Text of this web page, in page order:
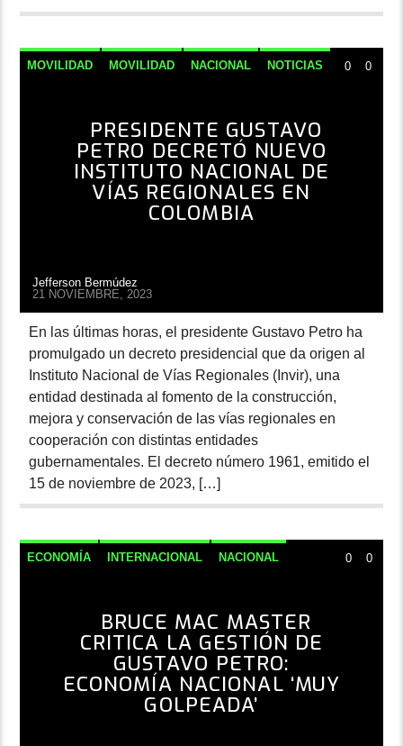
MOVILIDAD MOVILIDAD NACIONAL NOTICIAS 0 0
PRESIDENTE GUSTAVO
PETRO DECRETÓ NUEVO
INSTITUTO NACIONAL DE
VÍAS REGIONALES EN
COLOMBIA
Jefferson Bermúdez
21 NOVIEMBRE, 2023
En las últimas horas, el presidente Gustavo Petro ha
promulgado un decreto presidencial que da origen al
Instituto Nacional de Vías Regionales (Invir), una
entidad destinada al fomento de la construcción,
mejora y conservación de las vías regionales en
cooperación con distintas entidades
gubernamentales. El decreto número 1961, emitido el
15 de noviembre de 2023, […]
ECONOMÍA INTERNACIONAL NACIONAL 0 0
BRUCE MAC MASTER
CRITICA LA GESTIÓN DE
GUSTAVO PETRO:
ECONOMÍA NACIONAL ‘MUY
GOLPEADA’